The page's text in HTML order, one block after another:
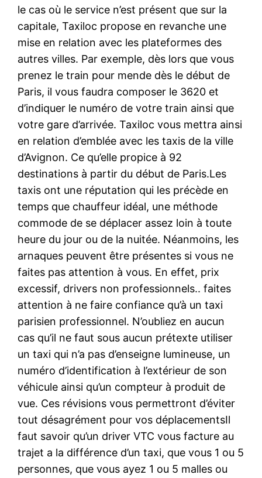
le cas où le service n’est présent que sur la
capitale, Taxiloc propose en revanche une
mise en relation avec les plateformes des
autres villes. Par exemple, dès lors que vous
prenez le train pour mende dès le début de
Paris, il vous faudra composer le 3620 et
d’indiquer le numéro de votre train ainsi que
votre gare d’arrivée. Taxiloc vous mettra ainsi
en relation d’emblée avec les taxis de la ville
d’Avignon. Ce qu’elle propice à 92
destinations à partir du début de Paris.Les
taxis ont une réputation qui les précède en
temps que chauffeur idéal, une méthode
commode de se déplacer assez loin à toute
heure du jour ou de la nuitée. Néanmoins, les
arnaques peuvent être présentes si vous ne
faites pas attention à vous. En effet, prix
excessif, drivers non professionnels.. faites
attention à ne faire confiance qu’à un taxi
parisien professionnel. N’oubliez en aucun
cas qu’il ne faut sous aucun prétexte utiliser
un taxi qui n’a pas d’enseigne lumineuse, un
numéro d’identification à l’extérieur de son
véhicule ainsi qu’un compteur à produit de
vue. Ces révisions vous permettront d’éviter
tout désagrément pour vos déplacementsIl
faut savoir qu’un driver VTC vous facture au
trajet a la différence d’un taxi, que vous 1 ou 5
personnes, que vous ayez 1 ou 5 malles ou